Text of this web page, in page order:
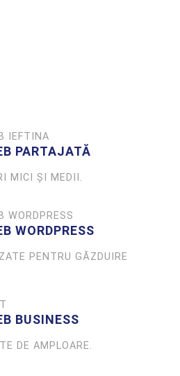
PARTAJATĂ
MICI ȘI MEDII.
WORDPRESS
PENTRU GĂZDUIRE
BUSINESS
DE AMPLOARE.